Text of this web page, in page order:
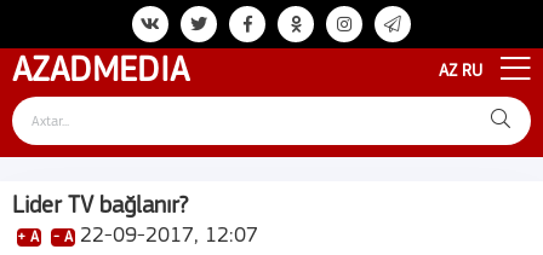
AZADMEDIA AZ RU
Lider TV bağlanır?
+ A - A 22-09-2017, 12:07